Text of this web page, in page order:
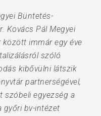
Büntetés-
Kovács Pál Megyei
között immár egy éve
szóló
kibővülni látszik
partnerségével,
szóbeli egyezség a
győri bv-intézet